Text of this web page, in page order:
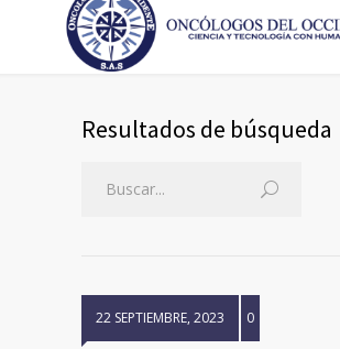
Resultados de búsqueda
22 SEPTIEMBRE, 2023 0